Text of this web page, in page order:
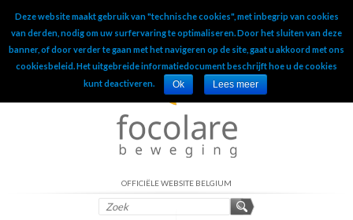
INTERNATIONAL OFFICIAL WEBSITE
OFFICIËLE WEBSITE BELGIUM
Deze website maakt gebruik van "technische cookies", met inbegrip van cookies
van derden, nodig om uw surfervaring te optimaliseren. Door het sluiten van deze
banner, of door verder te gaan met het navigeren op de site, gaat u akkoord met ons
cookiesbeleid. Het uitgebreide informatiedocument beschrijft hoe u de cookies
kunt deactiveren.
Ok Lees meer